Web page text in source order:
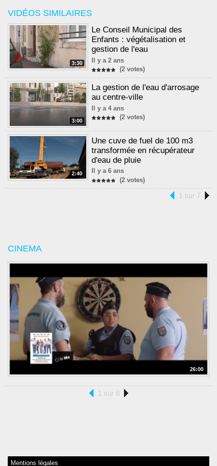
VIDÉOS SIMILAIRES
3:30
Le Conseil Municipal des
Enfants : végétalisation et
gestion de l'eau
Il y a 2 ans
(2 votes)
3:00
La gestion de l'eau d'arrosage
au centre-ville
Il y a 4 ans
(2 votes)
2:40
Une cuve de fuel de 100 m3
transformée en récupérateur
d'eau de pluie
Il y a 6 ans
(2 votes)
1 sur 7
CINEMA
26:00
1 sur 8
Mentions légales